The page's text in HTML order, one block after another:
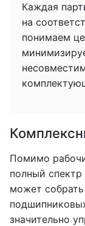
Каждая
на
понимаем
Помимо
полный
может
значительно